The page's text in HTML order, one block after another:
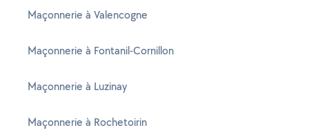
Maçonnerie à Valencogne
Maçonnerie à Fontanil-Cornillon
Maçonnerie à Luzinay
Maçonnerie à Rochetoirin